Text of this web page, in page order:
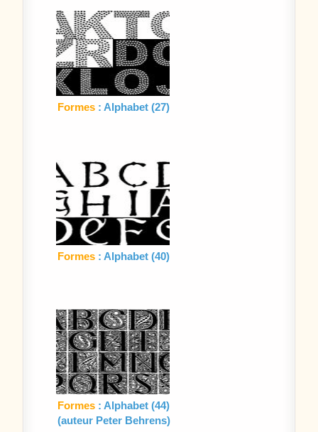
Formes : Alphabet (27)
Formes : Alphabet (40)
Formes : Alphabet (44)
(auteur Peter Behrens)